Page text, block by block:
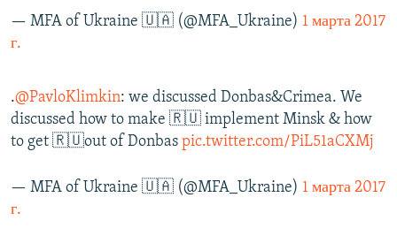
— MFA of Ukraine 🇺🇦 (@MFA_Ukraine) 1 марта 2017
г.
.@PavloKlimkin: we discussed Donbas&Crimea. We
discussed how to make 🇷🇺 implement Minsk & how
to get 🇷🇺out of Donbas pic.twitter.com/PiL51aCXMj
— MFA of Ukraine 🇺🇦 (@MFA_Ukraine) 1 марта 2017
г.